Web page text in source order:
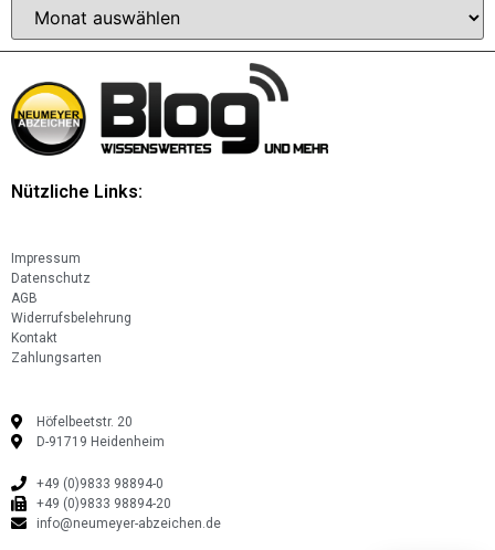
Nützliche Links:
Impressum
Datenschutz
AGB
Widerrufsbelehrung
Kontakt
Zahlungsarten
Höfelbeetstr. 20
D-91719 Heidenheim
+49 (0)9833 98894-0
+49 (0)9833 98894-20
info@neumeyer-abzeichen.de